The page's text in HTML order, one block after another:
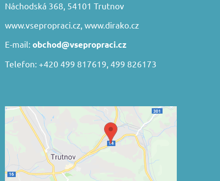
Náchodská 368, 54101 Trutnov
www.vsepropraci.cz, www.dirako.cz
E-mail: obchod@vsepropraci.cz
Telefon: +420 499 817619, 499 826173